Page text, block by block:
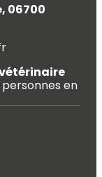
06700
en